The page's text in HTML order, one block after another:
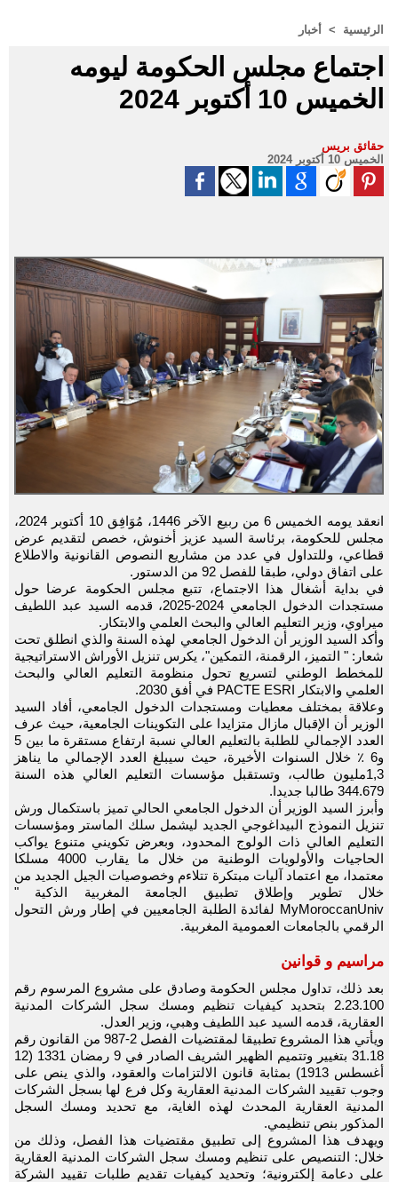
الرئيسية > أخبار
اجتماع مجلس الحكومة ليومه
الخميس 10 أكتوبر 2024
حقائق بريس
الخميس 10 أكتوبر 2024
انعقد يومه الخميس 6 من ربيع الآخر 1446، مُوَافِق 10 أكتوبر 2024،
مجلس للحكومة، برئاسة السيد عزيز أخنوش، خصص لتقديم عرض
قطاعي، وللتداول في عدد من مشاريع النصوص القانونية والاطلاع
على اتفاق دولي، طبقا للفصل 92 من الدستور.
في بداية أشغال هذا الاجتماع، تتبع مجلس الحكومة عرضا حول
مستجدات الدخول الجامعي 2024-2025، قدمه السيد عبد اللطيف
ميراوي، وزير التعليم العالي والبحث العلمي والابتكار.
وأكد السيد الوزير أن الدخول الجامعي لهذه السنة والذي انطلق تحت
شعار: " التميز، الرقمنة، التمكين"، يكرس تنزيل الأوراش الاستراتيجية
للمخطط الوطني لتسريع تحول منظومة التعليم العالي والبحث
العلمي والابتكار PACTE ESRI في أفق 2030.
وعلاقة بمختلف معطيات ومستجدات الدخول الجامعي، أفاد السيد
الوزير أن الإقبال مازال متزايدا على التكوينات الجامعية، حيث عرف
العدد الإجمالي للطلبة بالتعليم العالي نسبة ارتفاع مستقرة ما بين 5
و6 ٪ خلال السنوات الأخيرة، حيث سيبلغ العدد الإجمالي ما يناهز
1,3مليون طالب، وتستقبل مؤسسات التعليم العالي هذه السنة
344.679 طالبا جديدا.
وأبرز السيد الوزير أن الدخول الجامعي الحالي تميز باستكمال ورش
تنزيل النموذج البيداغوجي الجديد ليشمل سلك الماستر ومؤسسات
التعليم العالي ذات الولوج المحدود، وبعرض تكويني متنوع يواكب
الحاجيات والأولويات الوطنية من خلال ما يقارب 4000 مسلكا
معتمدا، مع اعتماد آليات مبتكرة تتلاءم وخصوصيات الجيل الجديد من
خلال تطوير وإطلاق تطبيق الجامعة المغربية الذكية "
MyMoroccanUniv لفائدة الطلبة الجامعيين في إطار ورش التحول
الرقمي بالجامعات العمومية المغربية.
مراسيم و قوانين
بعد ذلك، تداول مجلس الحكومة وصادق على مشروع المرسوم رقم
2.23.100 بتحديد كيفيات تنظيم ومسك سجل الشركات المدنية
العقارية، قدمه السيد عبد اللطيف وهبي، وزير العدل.
ويأتي هذا المشروع تطبيقا لمقتضيات الفصل 2-987 من القانون رقم
31.18 بتغيير وتتميم الظهير الشريف الصادر في 9 رمضان 1331 (12
أغسطس 1913) بمثابة قانون الالتزامات والعقود، والذي ينص على
وجوب تقييد الشركات المدنية العقارية وكل فرع لها بسجل الشركات
المدنية العقارية المحدث لهذه الغاية، مع تحديد ومسك السجل
المذكور بنص تنظيمي.
ويهدف هذا المشروع إلى تطبيق مقتضيات هذا الفصل، وذلك من
خلال: التنصيص على تنظيم ومسك سجل الشركات المدنية العقارية
على دعامة إلكترونية؛ وتحديد كيفيات تقديم طلبات تقييد الشركة